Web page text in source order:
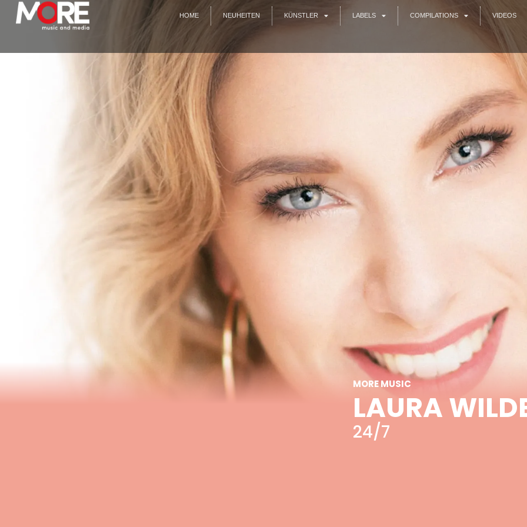
HOME NEUHEITEN KÜNSTLER LABELS COMPILATIONS VIDEOS
MORE MUSIC
LAURA
24/7